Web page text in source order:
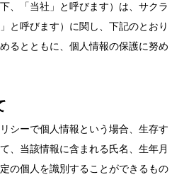
、「当社」と呼びます）は、サクラ
と呼びます）に関し、下記のとおり
るとともに、個人情報の保護に努め
シーで個人情報という場合、生存す
、当該情報に含まれる氏名、生年月
の個人を識別することができるもの